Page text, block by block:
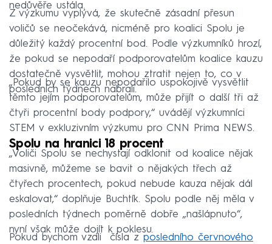
nedůvěře ustála.
Z výzkumu vyplývá, že skutečně zásadní přesun
voličů se neočekává, nicméně pro koalici Spolu je
důležitý každý procentní bod. Podle výzkumníků hrozí,
že pokud se nepodaří podporovatelům koalice kauzu
dostatečně vysvětlit, mohou ztratit nejen to, co v
posledních týdnech nabrali.
„Pokud by se kauzu nepodařilo uspokojivě vysvětlit
těmto jejím podporovatelům, může přijít o další tři až
čtyři procentní body podpory,“ uvádějí výzkumníci
STEM v exkluzivním výzkumu pro CNN Prima NEWS.
Spolu na hranici 18 procent
„Voliči Spolu se nechystají odklonit od koalice nějak
masivně, můžeme se bavit o nějakých třech až
čtyřech procentech, pokud nebude kauza nějak dál
eskalovat,“ doplňuje Buchtík. Spolu podle něj měla v
posledních týdnech poměrně dobře „našlápnuto“,
nyní však může dojít k poklesu.
Pokud bychom vzali čísla z posledního červnového